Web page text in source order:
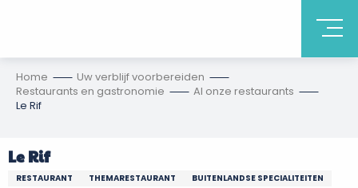
Home
Uw verblijf voorbereiden
Restaurants en gastronomie
Al onze restaurants
Le Rif
Le Rif
RESTAURANT THEMARESTAURANT BUITENLANDSE SPECIALITEITEN